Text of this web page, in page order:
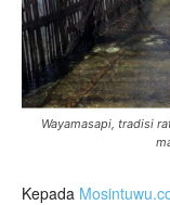
Wayamasapi, tradisi
Kepada